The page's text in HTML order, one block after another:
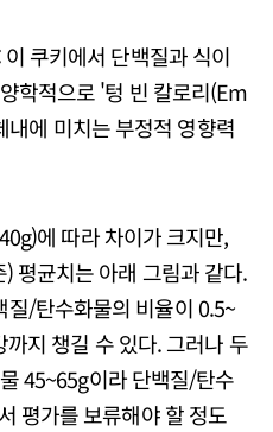
쿠키에서 단백질과 식이
학적으로 '텅 빈 칼로리(Em
에 미치는 부정적 영향력
에 따라 차이가 크지만,
평균치는 아래 그림과 같다.
/탄수화물의 비율이 0.5~
지 챙길 수 있다. 그러나 두
45~65g이라 단백질/탄수
평가를 보류해야 할 정도